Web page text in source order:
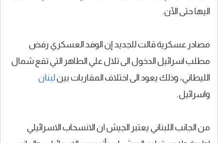
اليها حتى الآن.
مصادر عسكرية قالت للجديد إن الوفد العسكري رفض
مطلب اسرائيل الدخول الى تلال علي الطاهر التي تقع شمال
الليطاني، وذلك يعود الى اختلاف المقاربات بين لبنان
واسرائيل.
من الجانب اللبناني يعتبر الجيش ان الانسحاب الاسرائيلي